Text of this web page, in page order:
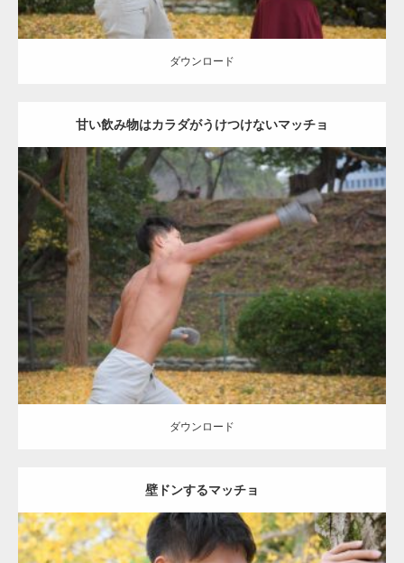
ダウンロード
甘い飲み物はカラダがうけつけないマッチョ
Update:2021.07.8
Category: 公園のマッチョ その他 AKIHITO(細マッチョ) 背中
ダウンロード
ダウンロード
壁ドンするマッチョ